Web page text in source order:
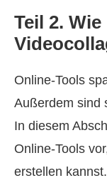
Teil 2.
Online‑Tools
Außerdem sind
In diesem
Online‑Tools
erstellen